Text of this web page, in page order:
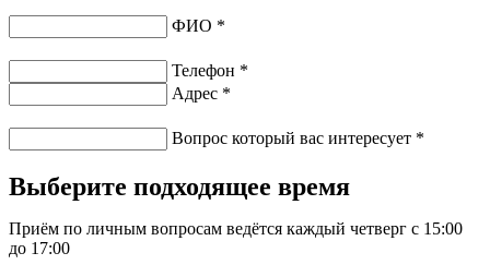
ФИО *
Телефон *
Адрес *
Вопрос который вас интересует *
Выберите подходящее время
Приём по личным вопросам ведётся каждый четверг с 15:00
до 17:00